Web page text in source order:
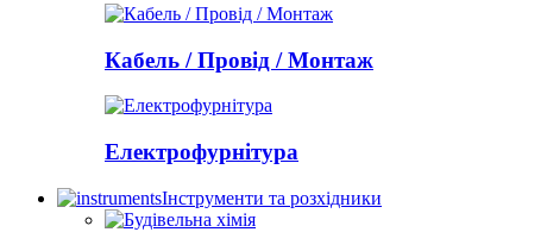
Кабель / Провід / Монтаж
Електрофурнітура
Інструменти та розхідники